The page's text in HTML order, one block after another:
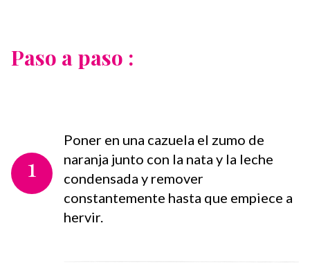
Paso a paso :
1
Poner en una cazuela el zumo de
naranja junto con la nata y la leche
condensada y remover
constantemente hasta que empiece a
hervir.